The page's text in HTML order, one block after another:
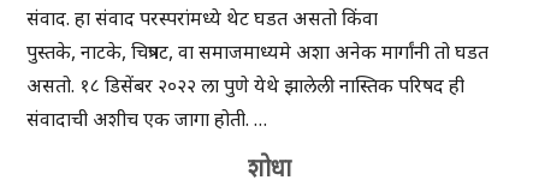
संवाद. हा संवाद परस्परांमध्ये थेट घडत असतो किंवा
पुस्तके, नाटके, चित्रपट, वा समाजमाध्यमे अशा अनेक मार्गांनी तो घडत
असतो. १८ डिसेंबर २०२२ ला पुणे येथे झालेली नास्तिक परिषद ही
संवादाची अशीच एक जागा होती. …
शोधा